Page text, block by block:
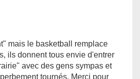
mais le basketball remplace
ils donnent tous envie d'entrer
avec des gens sympas et
tournés. Merci pour